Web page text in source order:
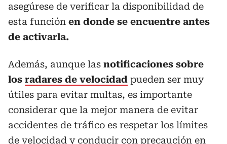
asegúrese de verificar la disponibilidad de
esta función en donde se encuentre antes
de activarla.
Además, aunque las notificaciones sobre
los radares de velocidad pueden ser muy
útiles para evitar multas, es importante
considerar que la mejor manera de evitar
accidentes de tráfico es respetar los límites
de velocidad y conducir con precaución en